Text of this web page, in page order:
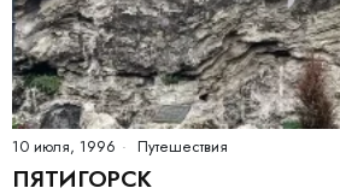
10 июля, 1996 Путешествия
ПЯТИГОРСК